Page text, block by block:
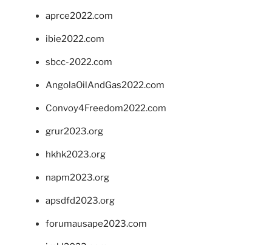
aprce2022.com
ibie2022.com
sbcc-2022.com
AngolaOilAndGas2022.com
Convoy4Freedom2022.com
grur2023.org
hkhk2023.org
napm2023.org
apsdfd2023.org
forumausape2023.com